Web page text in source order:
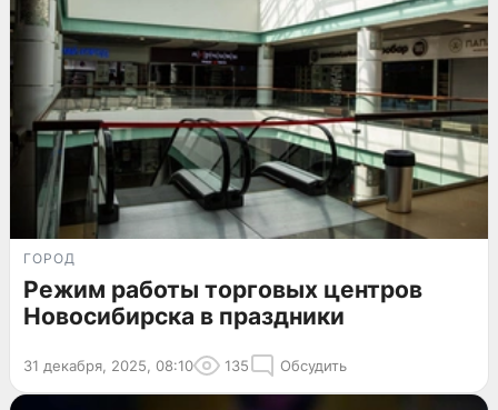
ГОРОД
Режим работы торговых центров
Новосибирска в праздники
31 декабря, 2025, 08:10 135 Обсудить